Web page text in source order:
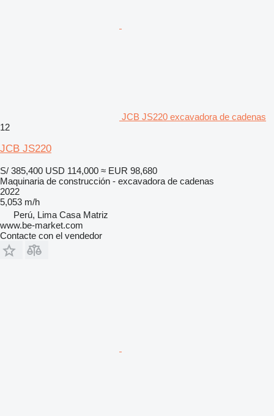
JCB JS220 excavadora de cadenas
12
JCB JS220
S/ 385,400 USD 114,000 ≈ EUR 98,680
Maquinaria de construcción - excavadora de cadenas
2022
5,053 m/h
Perú, Lima Casa Matriz
www.be-market.com
Contacte con el vendedor